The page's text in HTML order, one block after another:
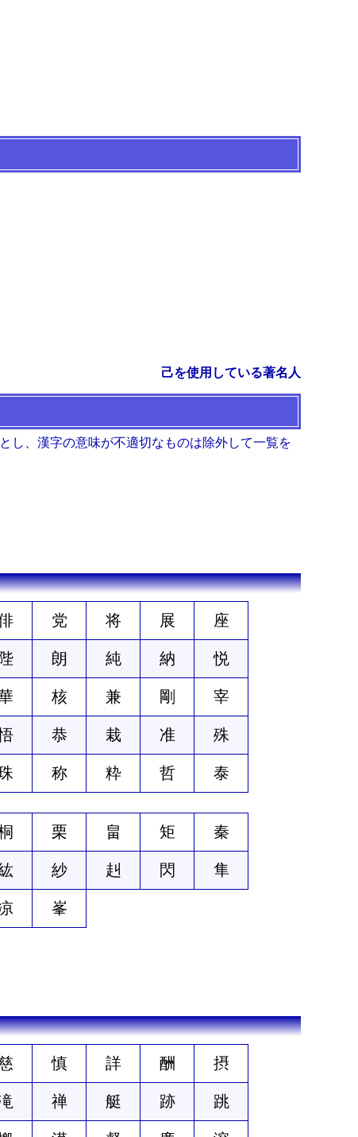
己を使用している著名人
し、漢字の意味が不適切なものは除外して一覧を
党 将 展 座
陛 朗 純 納 悦
核 兼 剛 宰
恭 栽 准 殊
称 粋 哲 泰
栗 畠 矩 秦
紗 赳 閃 隼
峯
慎 詳 酬 摂
禅 艇 跡 跳